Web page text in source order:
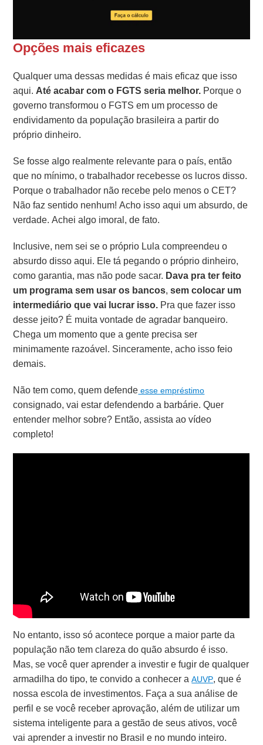
Opções mais eficazes
Qualquer uma dessas medidas é mais eficaz que isso
aqui.Até acabar com o FGTS seria melhor. Porque o
governo transformou o FGTS em um processo de
endividamento da população brasileira a partir do
próprio dinheiro.
Se fosse algo realmente relevante para o país, então
que no mínimo, o trabalhador recebesse os lucros disso.
Porque o trabalhador não recebe pelo menos o CET?
Não faz sentido nenhum! Acho isso aqui um absurdo, de
verdade. Achei algo imoral, de fato.
Inclusive, nem sei se o próprio Lula compreendeu o
absurdo disso aqui. Ele tá pegando o próprio dinheiro,
como garantia, mas não pode sacar. Dava pra ter feito
um programa sem usar os bancos, sem colocar um
intermediário que vai lucrar isso. Pra que fazer isso
desse jeito? É muita vontade de agradar banqueiro.
Chega um momento que a gente precisa ser
minimamente razoável. Sinceramente, acho isso feio
demais.
Não tem como, quem defende esse empréstimo
consignado, vai estar defendendo a barbárie. Quer
entender melhor sobre? Então, assista ao vídeo
completo!
No entanto, isso só acontece porque a maior parte da
população não tem clareza do quão absurdo é isso.
Mas, se você quer aprender a investir e fugir de qualquer
armadilha do tipo, te convido a conhecer aAUVP, que é
nossa escola de investimentos. Faça a sua análise de
perfil e se você receber aprovação, além de utilizar um
sistema inteligente para a gestão de seus ativos, você
vai aprender a investir no Brasil e no mundo inteiro.